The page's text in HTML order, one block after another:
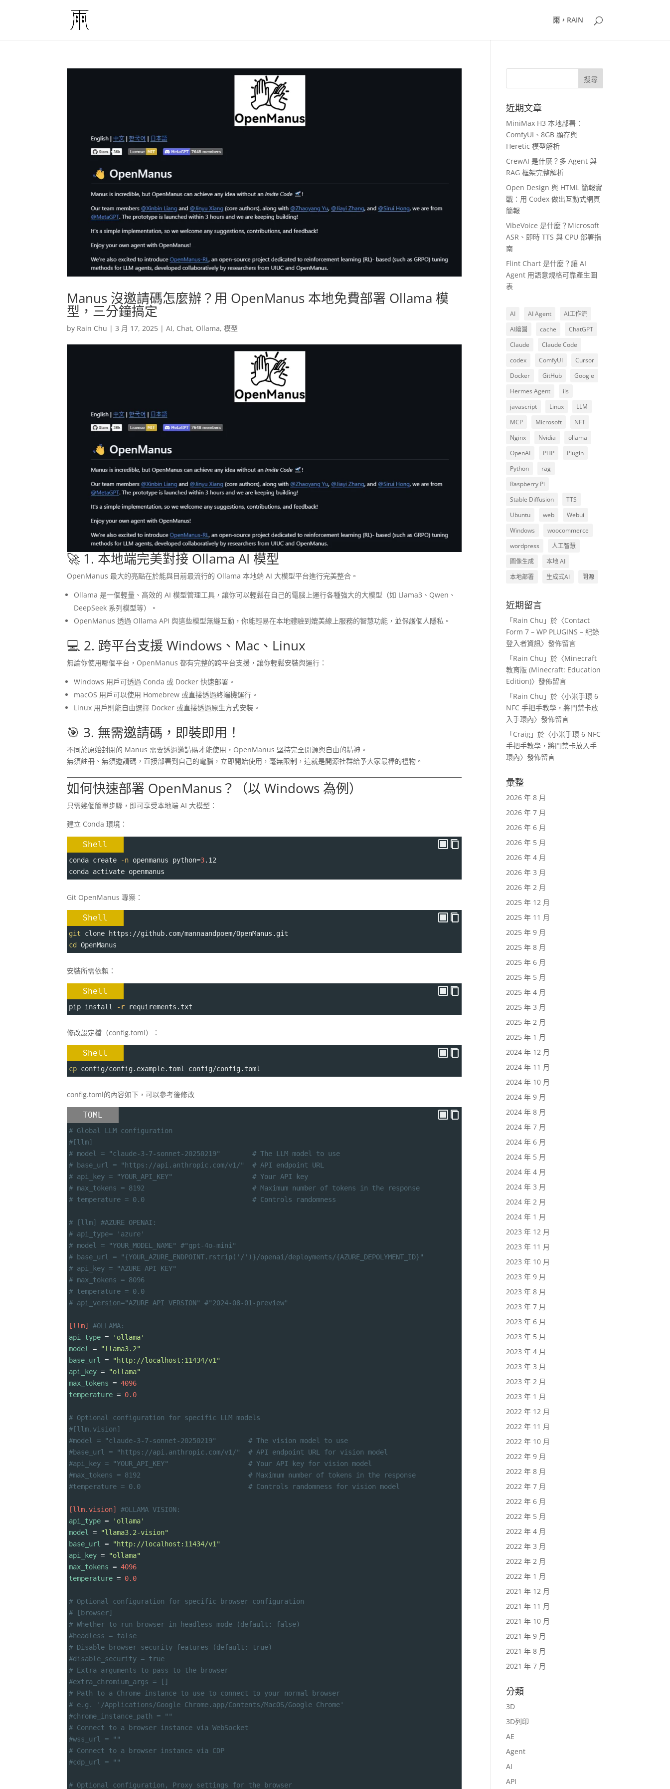
雨，RAIN
Manus 沒邀請碼怎麼辦？用 OpenManus 本地免費部署 Ollama 模
型，三分鐘搞定
by Rain Chu |3 月 17, 2025 |AI, Chat, Ollama,模型
🚀 1. 本地端完美對接 Ollama AI 模型
OpenManus 最大的亮點在於能與目前最流行的 Ollama 本地端 AI 大模型平台進行完美整合。
Ollama 是一個輕量、高效的 AI 模型管理工具，讓你可以輕鬆在自己的電腦上運行各種強大的大模型（如 Llama3、Qwen、
DeepSeek 系列模型等）。
OpenManus 透過 Ollama API 與這些模型無縫互動，你能輕易在本地體驗到媲美線上服務的智慧功能，並保護個人隱私。
💻 2. 跨平台支援 Windows、Mac、Linux
無論你使用哪個平台，OpenManus 都有完整的跨平台支援，讓你輕鬆安裝與運行：
Windows 用戶可透過 Conda 或 Docker 快速部署。
macOS 用戶可以使用 Homebrew 或直接透過終端機運行。
Linux 用戶則能自由選擇 Docker 或直接透過原生方式安裝。
🎯 3. 無需邀請碼，即裝即用！
不同於原始封閉的 Manus 需要透過邀請碼才能使用，OpenManus 堅持完全開源與自由的精神。
無須註冊、無須邀請碼，直接部署到自己的電腦，立即開始使用，毫無限制，這就是開源社群給予大家最棒的禮物。
如何快速部署 OpenManus？（以 Windows 為例）
只需幾個簡單步驟，即可享受本地端 AI 大模型：
建立 Conda 環境：
Shell
conda create -n openmanus python=3.12
conda activate openmanus
Git OpenManus 專案：
Shell
git clone https://github.com/mannaandpoem/OpenManus.git
cd
OpenManus
安裝所需依賴：
Shell
pip install -r requirements.txt
修改設定檔（config.toml）：
Shell
cp config/config.example.toml config/config.toml
config.toml的內容如下，可以參考後修改
TOML
# Global LLM configuration
#[llm]
# model = "claude-3-7-sonnet-20250219"        # The LLM model to use
# base_url = "https://api.anthropic.com/v1/"  # API endpoint URL
# api_key = "YOUR_API_KEY"                    # Your API key
# max_tokens = 8192                           # Maximum number of tokens in the response
# temperature = 0.0                           # Controls randomness
# [llm] #AZURE OPENAI:
# api_type= 'azure'
# model = "YOUR_MODEL_NAME" #"gpt-4o-mini"
# base_url = "{YOUR_AZURE_ENDPOINT.rstrip('/')}/openai/deployments/{AZURE_DEPOLYMENT_ID}"
# api_key = "AZURE API KEY"
# max_tokens = 8096
# temperature = 0.0
# api_version="AZURE API VERSION" #"2024-08-01-preview"
[llm]
#OLLAMA:
api_type =
'ollama'
model = "llama3.2"
base_url = "http://localhost:11434/v1"
api_key = "ollama"
max_tokens = 4096
temperature = 0.0
# Optional configuration for specific LLM models
#[llm.vision]
#model = "claude-3-7-sonnet-20250219"        # The vision model to use
#base_url = "https://api.anthropic.com/v1/"  # API endpoint URL for vision model
#api_key = "YOUR_API_KEY"                    # Your API key for vision model
#max_tokens = 8192                           # Maximum number of tokens in the response
#temperature = 0.0                           # Controls randomness for vision model
[llm.vision]
#OLLAMA VISION:
api_type =
'ollama'
model = "llama3.2-vision"
base_url = "http://localhost:11434/v1"
api_key = "ollama"
max_tokens = 4096
temperature = 0.0
# Optional configuration for specific browser configuration
# [browser]
# Whether to run browser in headless mode (default: false)
#headless = false
# Disable browser security features (default: true)
#disable_security = true
# Extra arguments to pass to the browser
#extra_chromium_args = []
# Path to a Chrome instance to use to connect to your normal browser
# e.g. '/Applications/Google Chrome.app/Contents/MacOS/Google Chrome'
#chrome_instance_path = ""
# Connect to a browser instance via WebSocket
#wss_url = ""
# Connect to a browser instance via CDP
#cdp_url = ""
# Optional configuration, Proxy settings for the browser
近期文章
MiniMax H3 本地部署：
ComfyUI、8GB 顯存與
Heretic 模型解析
CrewAI 是什麼？多 Agent 與
RAG 框架完整解析
Open Design 與 HTML 簡報實
戰：用 Codex 做出互動式網頁
簡報
VibeVoice 是什麼？Microsoft
ASR、即時 TTS 與 CPU 部署指
南
Flint Chart 是什麼？讓 AI
Agent 用語意規格可靠產生圖
表
AI AI Agent
AI工作流
AI繪圖
cache
ChatGPT
Claude
Claude Code
codex
ComfyUI
Cursor
Docker
GitHub
Google
Hermes Agent
iis
javascript
Linux
LLM
MCP
Microsoft
NFT
Nginx
Nvidia
ollama
OpenAI
PHP
Plugin
Python
rag
Raspberry Pi
Stable Diffusion
TTS
Ubuntu
web
Webui
Windows
woocommerce
wordpress
人工智慧
圖像生成
本地 AI
本地部署
生成式AI 開源
近期留言
「Rain Chu 」於〈Contact
Form 7 – WP PLUGINS – 紀錄
登入者資訊〉發佈留言
「Rain Chu 」於〈Minecraft
教育版 (Minecraft: Education
Edition)〉發佈留言
「Rain Chu 」於〈小米手環 6
NFC 手把手教學，將門禁卡放
入手環內〉發佈留言
「Craig 」於〈小米手環 6 NFC
手把手教學，將門禁卡放入手
環內〉發佈留言
彙整
2026 年 8 月
2026 年 7 月
2026 年 6 月
2026 年 5 月
2026 年 4 月
2026 年 3 月
2026 年 2 月
2025 年 12 月
2025 年 11 月
2025 年 9 月
2025 年 8 月
2025 年 6 月
2025 年 5 月
2025 年 4 月
2025 年 3 月
2025 年 2 月
2025 年 1 月
2024 年 12 月
2024 年 11 月
2024 年 10 月
2024 年 9 月
2024 年 8 月
2024 年 7 月
2024 年 6 月
2024 年 5 月
2024 年 4 月
2024 年 3 月
2024 年 2 月
2024 年 1 月
2023 年 12 月
2023 年 11 月
2023 年 10 月
2023 年 9 月
2023 年 8 月
2023 年 7 月
2023 年 6 月
2023 年 5 月
2023 年 4 月
2023 年 3 月
2023 年 2 月
2023 年 1 月
2022 年 12 月
2022 年 11 月
2022 年 10 月
2022 年 9 月
2022 年 8 月
2022 年 7 月
2022 年 6 月
2022 年 5 月
2022 年 4 月
2022 年 3 月
2022 年 2 月
2022 年 1 月
2021 年 12 月
2021 年 11 月
2021 年 10 月
2021 年 9 月
2021 年 8 月
2021 年 7 月
分類
3D
3D列印
AE
Agent
AI
API